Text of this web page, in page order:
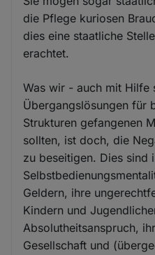
die Pflege kuriosen
dies eine staatliche
erachtet.
Was wir - auch mit Hilfe
Übergangslösungen für
Strukturen gefangenen
sollten, ist doch, die
zu beseitigen. Dies sind
Geldern, ihre
Kindern und
Absolutheitsanspruch,
Gesellschaft und